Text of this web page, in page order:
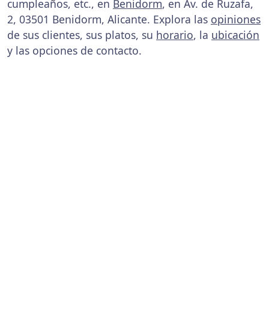
cumpleaños, etc., en Benidorm, en Av. de Ruzafa,
2, 03501 Benidorm, Alicante. Explora las opiniones
de sus clientes, sus platos, su horario, la ubicación
y las opciones de contacto.